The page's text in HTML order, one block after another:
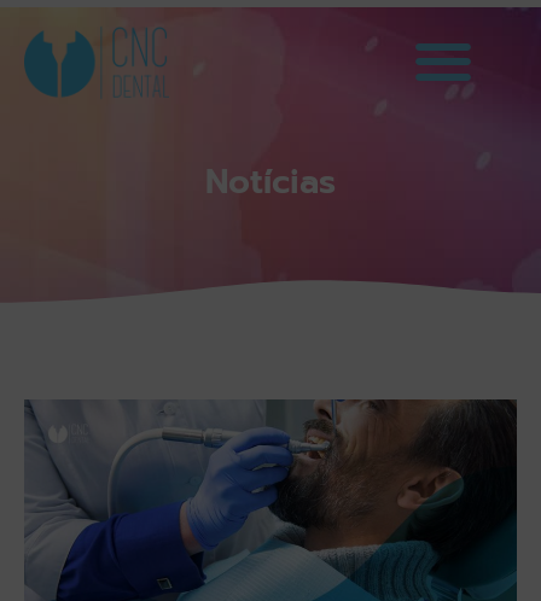
Notícias